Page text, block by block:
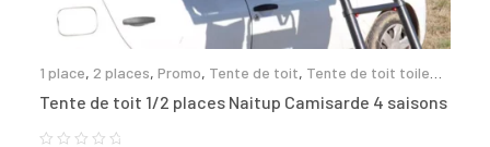
1 place, 2 places, Promo, Tente de toit, Tente de toit toile
Tente de toit 1/2 places Naitup Camisarde 4 saisons